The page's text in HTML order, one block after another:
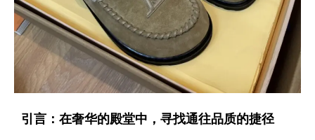
引言：在奢华的殿堂中，寻找通往品质的捷径